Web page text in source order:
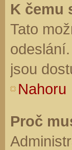
K čemu
Tato
jsou
Nahoru
Proč